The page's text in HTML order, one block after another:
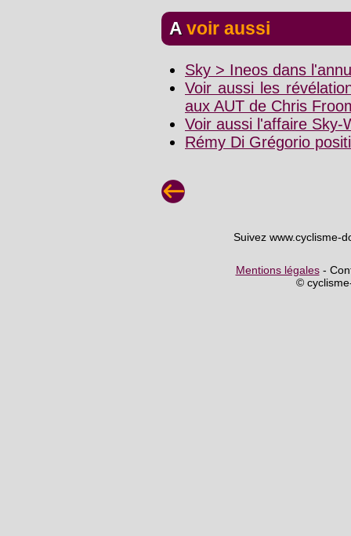
A voir aussi
Sky > Ineos dans
Voir aussi les
aux AUT de Chris
Voir aussi l'affaire Sky-
Rémy Di Grégorio
Suivez www.cyclisme-
Mentions légales-
©